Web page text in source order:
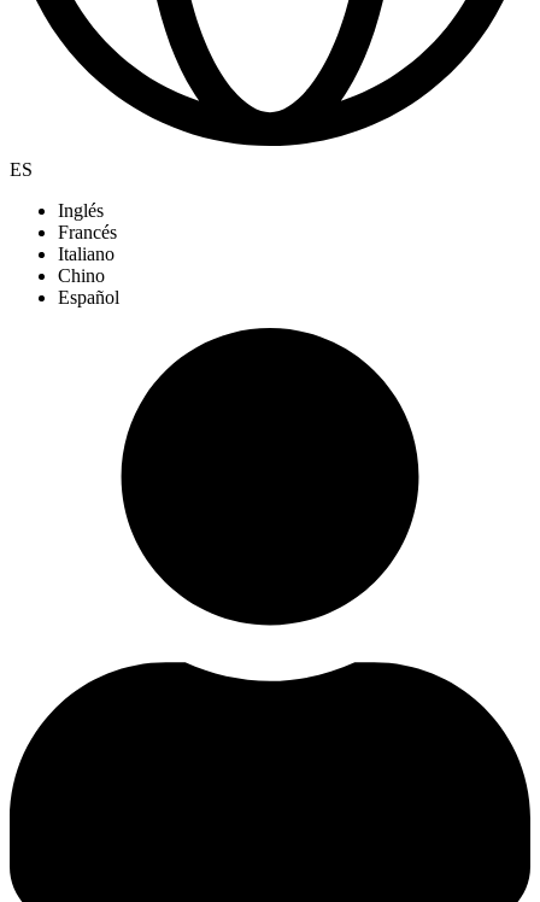
ES
Inglés
Francés
Italiano
Chino
Español